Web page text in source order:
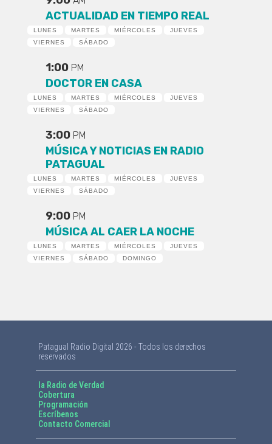
ACTUALIDAD EN TIEMPO REAL
LUNES MARTES MIÉRCOLES
JUEVES
VIERNES
SÁBADO
1:00 PM
DOCTOR EN CASA
LUNES MARTES MIÉRCOLES
JUEVES
VIERNES
SÁBADO
3:00 PM
MÚSICA Y NOTICIAS EN RADIO
PATAGUAL
LUNES MARTES MIÉRCOLES
JUEVES
VIERNES
SÁBADO
9:00 PM
MÚSICA AL CAER LA NOCHE
LUNES MARTES MIÉRCOLES
JUEVES
VIERNES
SÁBADO DOMINGO
Patagual Radio Digital 2026 - Todos los derechos
reservados
la Radio de Verdad
Cobertura
Programación
Escríbenos
Contacto Comercial